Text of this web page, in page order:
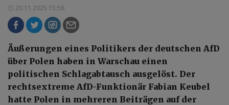
20.11.2025 15:58
Äußerungen eines Politikers der deutschen AfD
über Polen haben in Warschau einen
politischen Schlagabtausch ausgelöst. Der
rechtsextreme AfD-Funktionär Fabian Keubel
hatte Polen in mehreren Beiträgen auf der